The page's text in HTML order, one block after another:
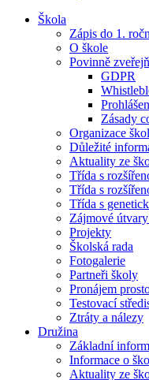
Škola
Zápis do 1.
O škole
Povinně
GDPR
Zásady
Organizace
Důležité
Aktuality ze
Třída s
Třída s
Třída s
Zájmové
Projekty
Školská rada
Fotogalerie
Partneři školy
Pronájem
Testovací
Ztráty a nálezy
Družina
Základní
Informace o
Aktuality ze